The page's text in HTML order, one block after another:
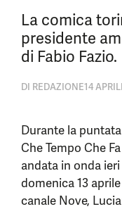
La comica
presidente
di Fabio Fazio.
DI REDAZIONE14
Durante la
Che Tempo Che Fa
andata in onda ieri
domenica 13
canale Nove,